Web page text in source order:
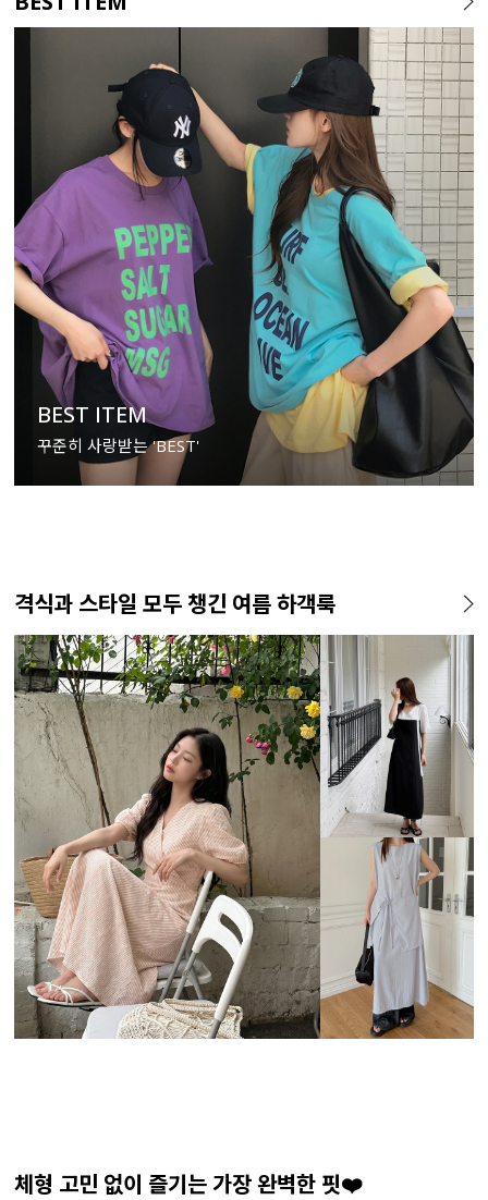
BEST ITEM
꾸준히 사랑받는 'BEST'
격식과 스타일 모두 챙긴 여름 하객룩
체형 고민 없이 즐기는 가장 완벽한 핏❤️